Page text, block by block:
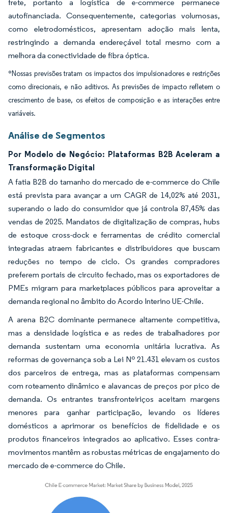
frete, portanto a logística de e-commerce permanece
autofinanciada. Consequentemente, categorias volumosas,
como eletrodomésticos, apresentam adoção mais lenta,
restringindo a demanda endereçável total mesmo com a
melhora da conectividade de fibra óptica.
*Nossas previsões tratam os impactos dos impulsionadores e restrições
como direcionais, e não aditivos. As previsões de impacto refletem o
crescimento de base, os efeitos de composição e as interações entre
variáveis.
Análise de Segmentos
Por Modelo de Negócio: Plataformas B2B Aceleram a
Transformação Digital
A fatia B2B do tamanho do mercado de e-commerce do Chile
está prevista para avançar a um CAGR de 14,02% até 2031,
superando o lado do consumidor que já controla 87,45% das
vendas de 2025. Mandatos de digitalização de compras, hubs
de estoque cross-dock e ferramentas de crédito comercial
integradas atraem fabricantes e distribuidores que buscam
reduções no tempo de ciclo. Os grandes compradores
preferem portais de circuito fechado, mas os exportadores de
PMEs migram para marketplaces públicos para aproveitar a
demanda regional no âmbito do Acordo Interino UE-Chile.
A arena B2C dominante permanece altamente competitiva,
mas a densidade logística e as redes de trabalhadores por
demanda sustentam uma economia unitária lucrativa. As
reformas de governança sob a Lei Nº 21.431 elevam os custos
dos parceiros de entrega, mas as plataformas compensam
com roteamento dinâmico e alavancas de preços por pico de
demanda. Os entrantes transfronteiriços aceitam margens
menores para ganhar participação, levando os líderes
domésticos a aprimorar os benefícios de fidelidade e os
produtos financeiros integrados ao aplicativo. Esses contra-
movimentos mantêm as robustas métricas de engajamento do
mercado de e-commerce do Chile.